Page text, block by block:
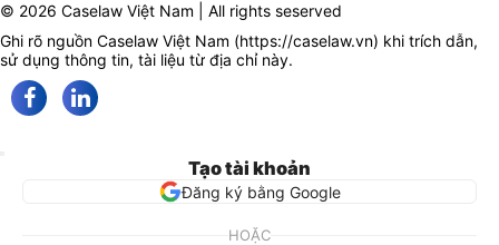
© 2026 Caselaw Việt Nam | All rights seserved
Ghi rõ nguồn Caselaw Việt Nam (https://caselaw.vn) khi trích dẫn,
sử dụng thông tin, tài liệu từ địa chỉ này.
Tạo tài khoản
Đăng ký bằng Google
HOẶC